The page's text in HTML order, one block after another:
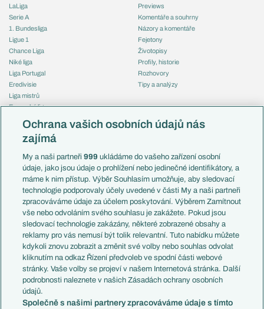
LaLiga
Serie A
1. Bundesliga
Ligue 1
Chance Liga
Niké liga
Liga Portugal
Eredivisie
Liga mistrů
Evropská liga
Mistrovství světa
Liga národů
Témata
Představení týmů MS
EuroSkauting
PL v kostce
Evropské koeficienty
Přestupy
Přestupové spekulace
Zranění
Kluby
Arsenal FC
Chelsea FC
Manchester United
Previews
Komentáře a souhrny
Názory a komentáře
Fejetony
Životopisy
Profily, historie
Rozhovory
Tipy a analýzy
Česko
Francie
Itálie
Německo
Španělsko
Argentina
Brazílie
Přestupy
Zápasy
Livescore
Tipovací soutěž
Ochrana vašich osobních údajů nás
zajímá
My a naši partneři999 ukládáme do vašeho zařízení osobní
údaje, jako jsou údaje o prohlížení nebo jedinečné identifikátory, a
máme k nim přístup. Výběr Souhlasím umožňuje, aby sledovací
technologie podporovaly účely uvedené v části My a naši partneři
zpracováváme údaje za účelem poskytování. Výběrem Zamítnout
vše nebo odvoláním svého souhlasu je zakážete. Pokud jsou
sledovací technologie zakázány, některé zobrazené obsahy a
reklamy pro vás nemusí být tolik relevantní. Tuto nabídku můžete
kdykoli znovu zobrazit a změnit své volby nebo souhlas odvolat
kliknutím na odkaz Řízení předvoleb ve spodní části webové
stránky. Vaše volby se projeví v našem Internetová stránka. Další
podrobnosti naleznete v našich Zásadách ochrany osobních
údajů.
Společně s našimi partnery zpracováváme údaje s tímto